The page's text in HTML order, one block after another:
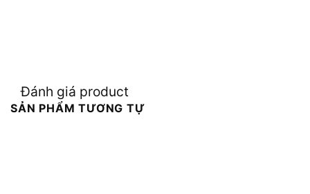
Đánh giá product
SẢN PHẨM TƯƠNG TỰ